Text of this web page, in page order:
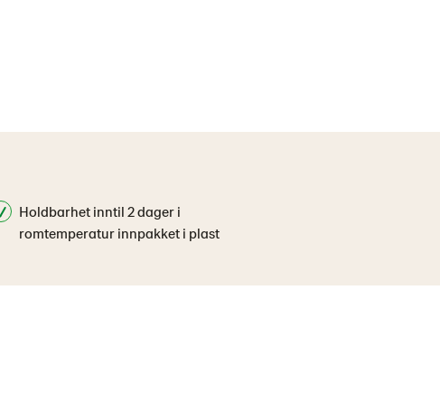
Holdbarhet inntil 2 dager i
romtemperatur innpakket i plast